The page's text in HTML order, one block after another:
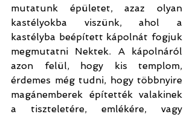
mutatunk épületet, azaz olyan
kastélyokba viszünk, ahol a
kastélyba beépített kápolnát fogjuk
megmutatni Nektek. A kápolnáról
azon felül, hogy kis templom,
érdemes még tudni, hogy többnyire
magánemberek építették valakinek
a tiszteletére, emlékére, vagy